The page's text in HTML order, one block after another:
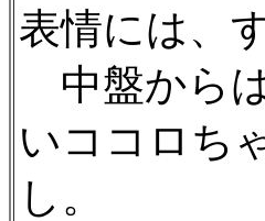
表情には、
中盤から
いココロち
し。